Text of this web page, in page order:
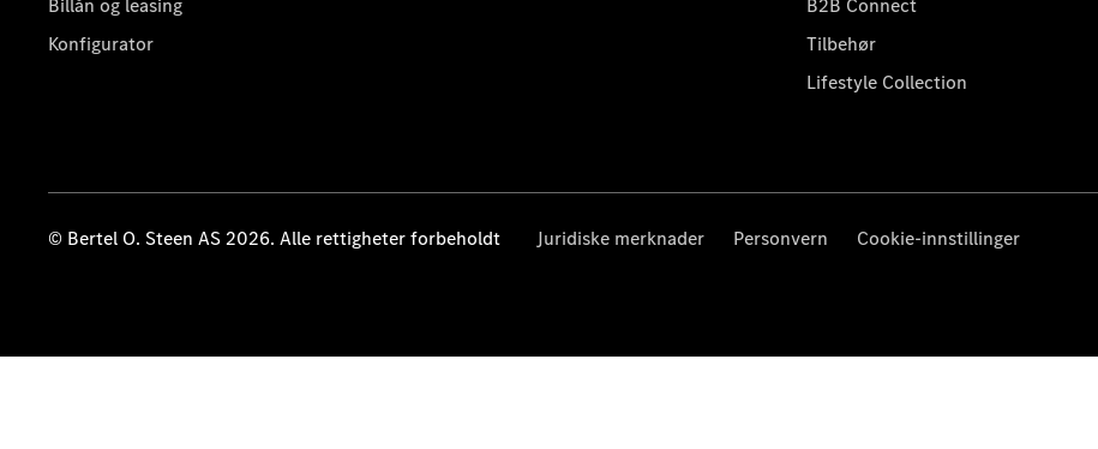
Billån og leasing
Konfigurator
B2B Connect
Tilbehør
Lifestyle Collection
© Bertel O. Steen AS 2026. Alle rettigheter forbeholdt Juridiske merknader Personvern Cookie-innstillinger